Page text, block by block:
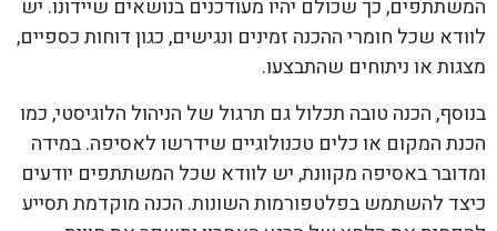
המשתתפים, כך שכולם יהיו מעודכנים בנושאים שיידונו. יש
לוודא שכל חומרי ההכנה זמינים ונגישים, כגון דוחות כספיים,
מצגות או ניתוחים שהתבצעו.
בנוסף, הכנה טובה תכלול גם תרגול של הניהול הלוגיסטי, כמו
הכנת המקום או כלים טכנולוגיים שידרשו לאסיפה. במידה
ומדובר באסיפה מקוונת, יש לוודא שכל המשתתפים יודעים
כיצד להשתמש בפלטפורמות השונות. הכנה מוקדמת תסייע